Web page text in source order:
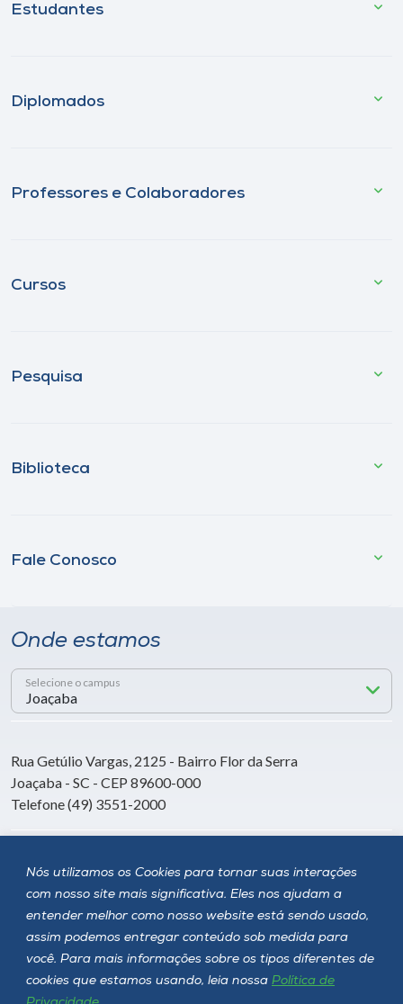
Nós utilizamos os Cookies para tornar suas interações
com nosso site mais significativa. Eles nos ajudam a
entender melhor como nosso website está sendo usado,
assim podemos entregar conteúdo sob medida para
você. Para mais informações sobre os tipos diferentes de
cookies que estamos usando, leia nossa Política de
Estudantes
Diplomados
Professores e Colaboradores
Cursos
Pesquisa
Biblioteca
Fale Conosco
Onde estamos
Selecione o campus
Rua Getúlio Vargas, 2125 - Bairro Flor da Serra
Joaçaba - SC - CEP 89600-000
Telefone (49) 3551-2000
Siga a Unoesc